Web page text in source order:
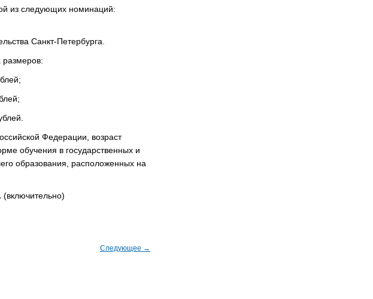
из следующих номинаций:
Санкт-Петербурга.
Федерации, возраст
обучения в государственных и
образования, расположенных на
(включительно)
Следующее →